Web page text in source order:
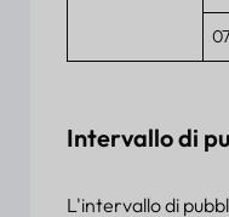
07
Intervallo di
L'intervallo di